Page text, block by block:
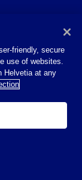
friendly, secure
use of websites.
Helvetia at any